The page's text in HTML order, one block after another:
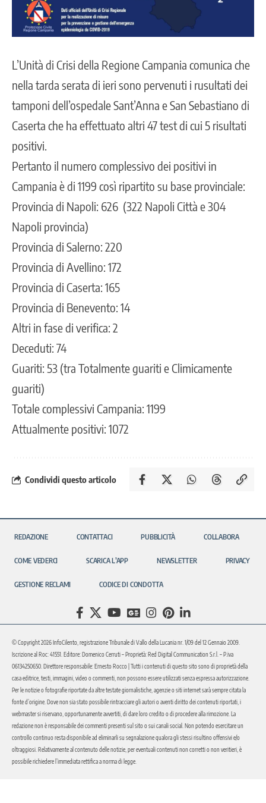
L’Unità di Crisi della Regione Campania comunica che
nella tarda serata di ieri sono pervenuti i rusultati dei
tamponi dell’ospedale Sant’Anna e San Sebastiano di
Caserta che ha effettuato altri 47 test di cui 5 risultati
positivi.
Pertanto il numero complessivo dei positivi in
Campania è di 1199 così ripartito su base provinciale:
Provincia di Napoli: 626 (322 Napoli Città e 304
Napoli provincia)
Provincia di Salerno: 220
Provincia di Avellino: 172
Provincia di Caserta: 165
Provincia di Benevento: 14
Altri in fase di verifica: 2
Deceduti: 74
Guariti: 53 (tra Totalmente guariti e Climicamente
guariti)
Totale complessivi Campania: 1199
Attualmente positivi: 1072
Condividi questo articolo
REDAZIONE CONTATTACI PUBBLICITÀ COLLABORA
COME VEDERCI SCARICA L’APP NEWSLETTER PRIVACY
GESTIONE RECLAMI CODICE DI CONDOTTA
© Copyright 2026 InfoCilento, registrazione Tribunale di Vallo della Lucania nr. 1/09 del 12 Gennaio 2009.
Iscrizione al Roc: 41551. Editore: Domenico Cerruti – Proprietà: Red Digital Communication S.r.l. – P.iva
06134250650. Direttore responsabile: Ernesto Rocco | Tutti i contenuti di questo sito sono di proprietà della
casa editrice, testi, immagini, video o commenti, non possono essere utilizzati senza espressa autorizzazione.
Per le notizie o fotografie riportate da altre testate giornalistiche, agenzie o siti internet sarà sempre citata la
fonte d’origine. Dove non sia stato possibile rintracciare gli autori o aventi diritto dei contenuti riportati, i
webmaster si riservano, opportunamente avvertiti, di dare loro credito o di procedere alla rimozione. La
redazione non è responsabile dei commenti presenti sul sito o sui canali social. Non potendo esercitare un
controllo continuo resta disponibile ad eliminarli su segnalazione qualora gli stessi risultino offensivi e/o
oltraggiosi. Relativamente al contenuto delle notizie, per eventuali contenuti non corretti o non veritieri, è
possibile richiedere l’immediata rettifica a norma di legge.